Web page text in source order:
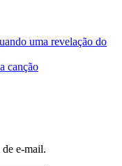
uma revelação do
canção
de e-mail.